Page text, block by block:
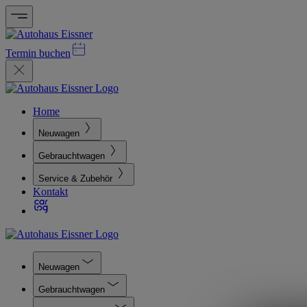
Termin buchen
Home
Neuwagen
Gebrauchtwagen
Service & Zubehör
Kontakt
Neuwagen
Gebrauchtwagen